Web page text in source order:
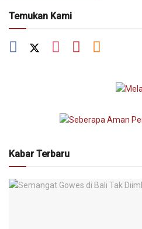
Temukan Kami
Kabar Terbaru